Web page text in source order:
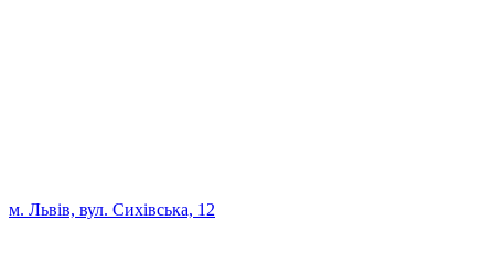
м. Львів, вул. Сихівська, 12